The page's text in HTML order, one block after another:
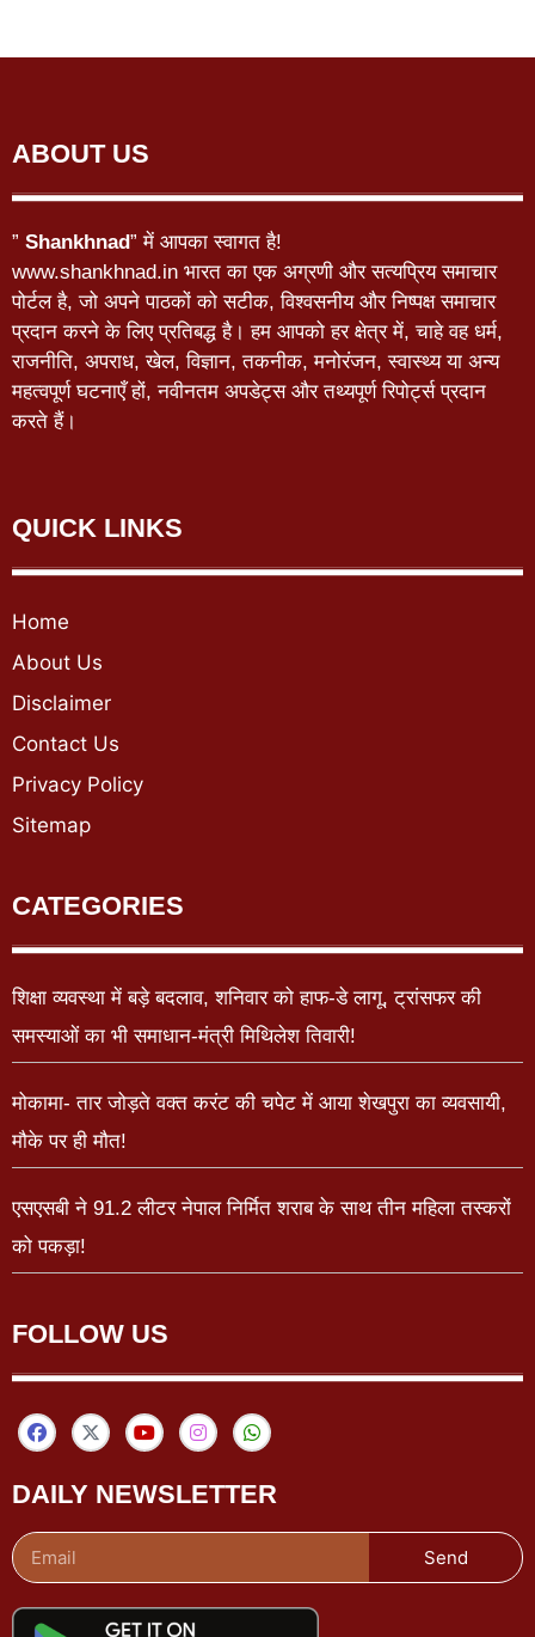
ABOUT US
” Shankhnad” में आपका स्वागत है!
www.shankhnad.in भारत का एक अग्रणी और सत्यप्रिय समाचार
पोर्टल है, जो अपने पाठकों को सटीक, विश्वसनीय और निष्पक्ष समाचार
प्रदान करने के लिए प्रतिबद्ध है। हम आपको हर क्षेत्र में, चाहे वह धर्म,
राजनीति, अपराध, खेल, विज्ञान, तकनीक, मनोरंजन, स्वास्थ्य या अन्य
महत्वपूर्ण घटनाएँ हों, नवीनतम अपडेट्स और तथ्यपूर्ण रिपोर्ट्स प्रदान
करते हैं।
QUICK LINKS
Home
About Us
Disclaimer
Contact Us
Privacy Policy
Sitemap
CATEGORIES
शिक्षा व्यवस्था में बड़े बदलाव, शनिवार को हाफ-डे लागू, ट्रांसफर की
समस्याओं का भी समाधान-मंत्री मिथिलेश तिवारी!
मोकामा- तार जोड़ते वक्त करंट की चपेट में आया शेखपुरा का व्यवसायी,
मौके पर ही मौत!
एसएसबी ने 91.2 लीटर नेपाल निर्मित शराब के साथ तीन महिला तस्करों
को पकड़ा!
FOLLOW US
DAILY NEWSLETTER
Send